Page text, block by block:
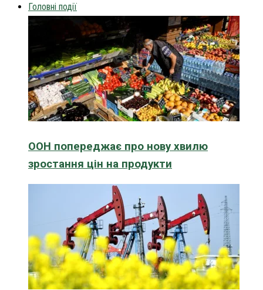
Головні події
ООН попереджає про нову хвилю
зростання цін на продукти